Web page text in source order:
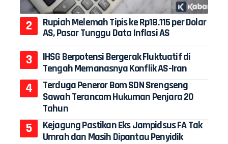
Rupiah Melemah Tipis ke Rp18.115 per Dolar
AS, Pasar Tunggu Data Inflasi AS
IHSG Berpotensi Bergerak Fluktuatif di
Tengah Memanasnya Konflik AS-Iran
Terduga Peneror Bom SDN Srengseng
Sawah Terancam Hukuman Penjara 20
Tahun
Kejagung Pastikan Eks Jampidsus FA Tak
Umrah dan Masih Dipantau Penyidik